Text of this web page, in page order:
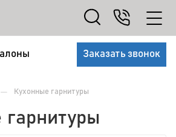
Заказать звонок
— Кухонные гарнитуры
гарнитуры